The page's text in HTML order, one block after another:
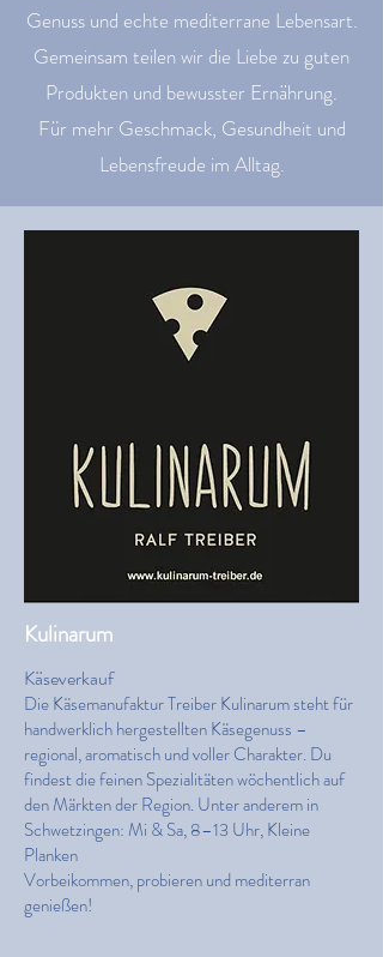
Genuss und echte mediterrane Lebensart.
Gemeinsam teilen wir die Liebe zu guten
Produkten und bewusster Ernährung.
Für mehr Geschmack, Gesundheit und
Lebensfreude im Alltag.
Kulinarum
Käseverkauf
Die Käsemanufaktur Treiber Kulinarum steht für
handwerklich hergestellten Käsegenuss –
regional, aromatisch und voller Charakter. Du
findest die feinen Spezialitäten wöchentlich auf
den Märkten der Region. Unter anderem in
Schwetzingen: Mi & Sa, 8–13 Uhr, Kleine
Planken
Vorbeikommen, probieren und mediterran
genießen!